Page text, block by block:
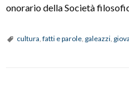
onorario della Società
cultura, fatti e parole, galeazzi,